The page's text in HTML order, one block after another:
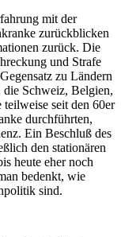
mit der
zurückblicken
zurück. Die
und Strafe
zu Ländern
Schweiz, Belgien,
seit den 60er
durchführten,
Ein Beschluß des
den stationären
heute eher noch
bedenkt, wie
sind.